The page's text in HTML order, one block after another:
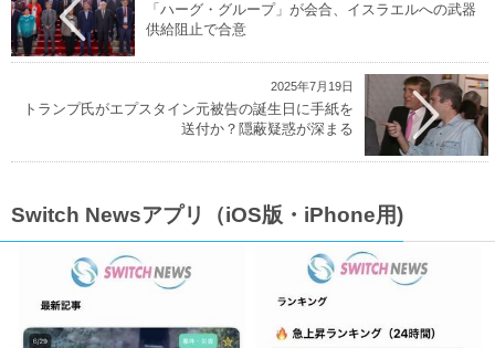
「ハーグ・グループ」が会合、イスラエルへの武器
供給阻止で合意
2025年7月19日
トランプ氏がエプスタイン元被告の誕生日に手紙を
送付か？隠蔽疑惑が深まる
Switch Newsアプリ（iOS版・iPhone用)